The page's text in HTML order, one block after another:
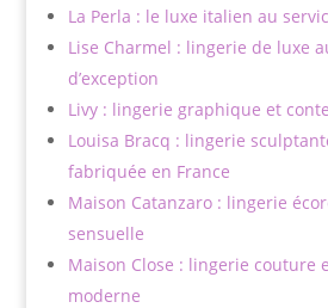
La Perla : le luxe italien au
Lise Charmel : lingerie de luxe
d’exception
Livy : lingerie graphique et
Louisa Bracq : lingerie
fabriquée en France
Maison Catanzaro : lingerie
sensuelle
Maison Close : lingerie couture
moderne